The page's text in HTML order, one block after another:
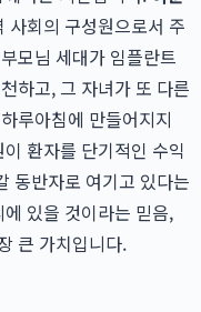
사회의 구성원으로서 주
모님 세대가 임플란트
하고, 그 자녀가 또 다른
루아침에 만들어지지
환자를 단기적인 수익
동반자로 여기고 있다는
있을 것이라는 믿음,
큰 가치입니다.